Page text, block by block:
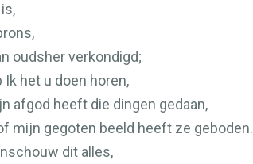
oudsher verkondigd;
het u doen horen,
afgod heeft die dingen gedaan,
mijn gegoten beeld heeft ze geboden.
dit alles,